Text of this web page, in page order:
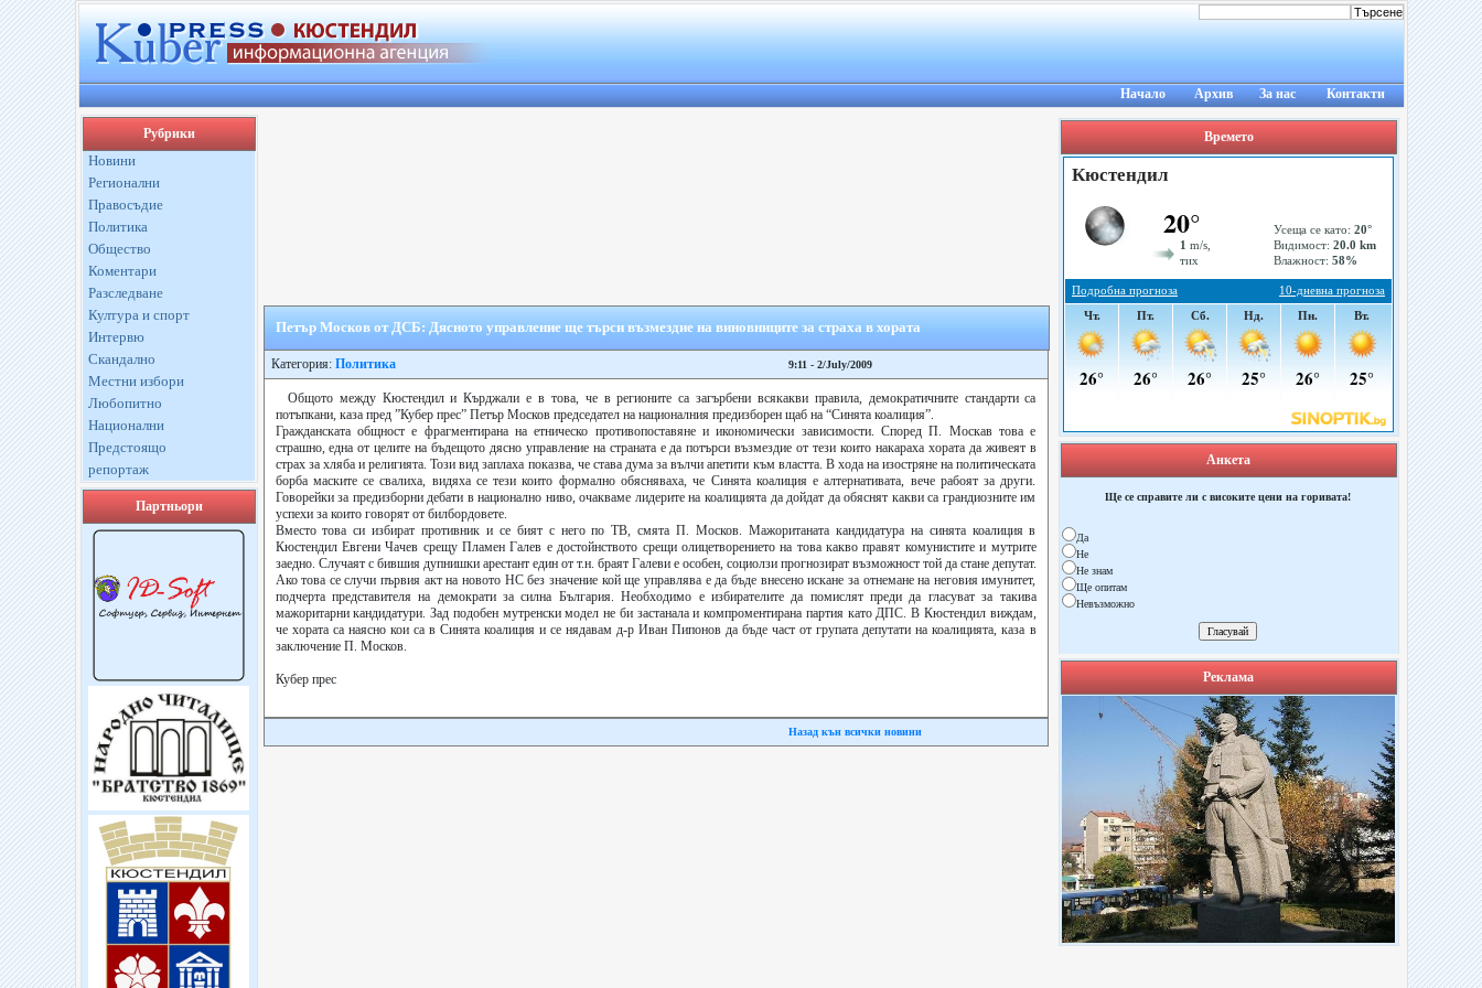
Начало Архив За нас Контакти
Рубрики
Новини
Регионални
Правосъдие
Политика
Общество
Коментари
Разследване
Култура и спорт
Интервю
Скандално
Местни избори
Любопитно
Национални
Предстоящо
репортаж
Партньори
Петър Москов от ДСБ: Дясното управление ще търси възмездие на виновниците за страха в хората
Категория: Политика 9:11 - 2/July/2009
Общото между Кюстендил и Кърджали е в това, че в регионите са загърбени всякакви правила, демократичните стандарти са
потъпкани, каза пред ”Кубер прес” Петър Москов председател на националния предизборен щаб на “Синята коалиция”.
Гражданската общност е фрагментирана на етническо противопоставяне и икономически зависимости. Според П. Москав това е
страшно, една от целите на бъдещото дясно управление на страната е да потърси възмездие от тези които накараха хората да живеят в
страх за хляба и религията. Този вид заплаха показва, че става дума за вълчи апетити към властта. В хода на изостряне на политическата
борба маските се свалиха, видяха се тези които формално обясняваха, че Синята коалиция е алтернативата, вече рабоят за други.
Говорейки за предизборни дебати в национално ниво, очакваме лидерите на коалицията да дойдат да обяснят какви са грандиозните им
успехи за които говорят от билбордовете.
Вместо това си избират противник и се бият с него по ТВ, смята П. Москов. Мажоританата кандидатура на синята коалиция в
Кюстендил Евгени Чачев срещу Пламен Галев е достойнството срещи олицетворението на това какво правят комунистите и мутрите
заедно. Случаят с бившия дупнишки арестант един от т.н. браят Галеви е особен, социолзи прогнозират възможност той да стане депутат.
Ако това се случи първия акт на новото НС без значение кой ще управлява е да бъде внесено искане за отнемане на неговия имунитет,
подчерта представителя на демократи за силна България. Необходимо е избирателите да помислят преди да гласуват за такива
мажоритарни кандидатури. Зад подобен мутренски модел не би застанала и компроментирана партия като ДПС. В Кюстендил виждам,
че хората са наясно кои са в Синята коалиция и се нядавам д-р Иван Пипонов да бъде част от групата депутати на коалицията, каза в
заключение П. Москов.
Кубер прес
Назад кън всички новини
Времето
Анкета
Ще се справите ли с високите цени на горивата!
Да
Не
Не знам
Ще опитам
Невъзможно
Реклама